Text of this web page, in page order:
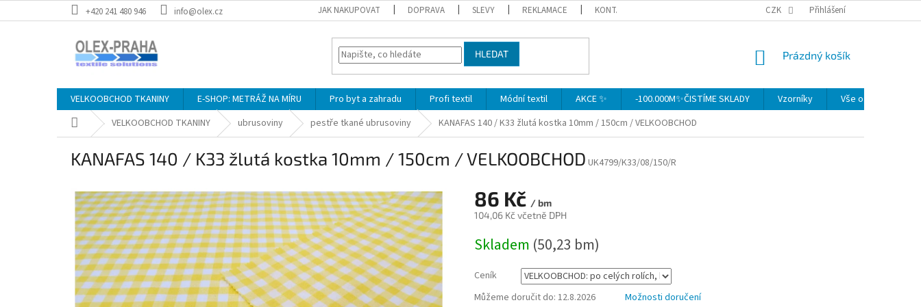
na
+420 241 480 946 info@olex.cz JAK NAKUPOVAT DOPRAVA SLEVY REKLAMACE KONTAKTY OCHRANA OSOBNÍCH ÚDAJŮ
CZK Přihlášení
HLEDAT
NÁKUPNÍ
Prázdný košík
VELKOOBCHOD TKANINY E-SHOP: METRÁŽ NA MÍRU Pro byt a zahradu Profi textil Módní textil AKCE ✨ -100.000M✨ČISTÍME SKLADY Vzorníky
Vše o nákupu
Domů VELKOOBCHOD TKANINY ubrusoviny pestře tkané ubrusoviny KANAFAS 140 / K33 žlutá kostka 10mm / 150cm / VELKOOBCHOD
KANAFAS 140 / K33 žlutá kostka 10mm / 150cm / VELKOOBCHOD UK4799/K33/08/150/R
86 Kč / bm
104,06 Kč včetně DPH
cena:
Skladem (50,23 bm)
Ceník
Můžeme doručit do: 12.8.2026 Možnosti doručení